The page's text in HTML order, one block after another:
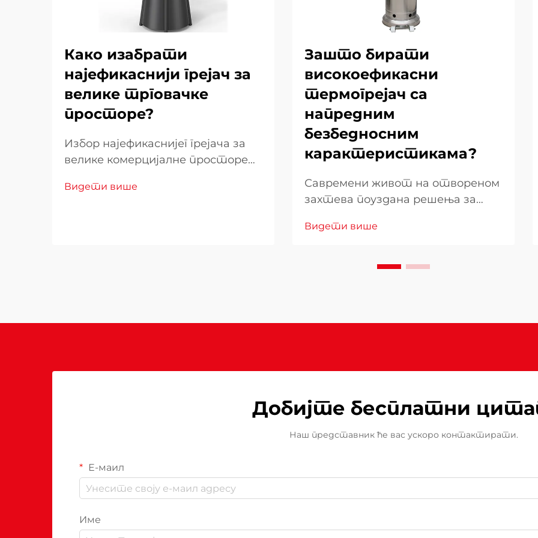
Како изабрати
најефикаснији грејач за
велике трговачке
просторе?
Избор најефикаснијег грејача за
велике комерцијалне просторе
више фактора који директно
Видети више
Зашто бирати
високоефикасни
термогрејач са
напредним
безбедносним
карактеристикама?
Савремени живот на отвореном
захтева поуздана решења за
ефикасност са бескомпромисним
Када изаберете грејач за
Видети више
Добијте бесплатни
Наш представник ће вас ускоро контактирати.
Е-маил
Име